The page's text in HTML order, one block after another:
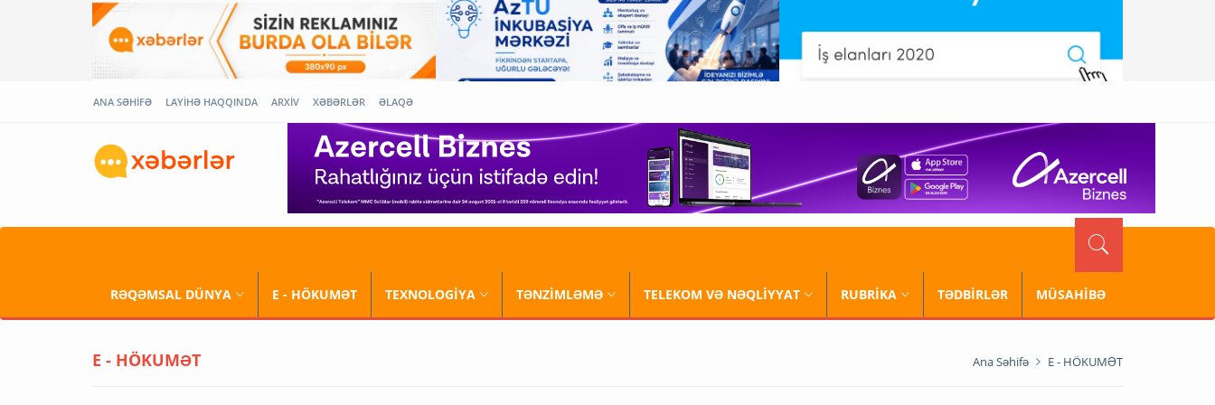
ANA SƏHİFƏ LAYİHƏ HAQQINDA ARXİV XƏBƏRLƏR ƏLAQƏ
RƏQƏMSAL DÜNYA E - HÖKUMƏT TEXNOLOGİYA TƏNZİMLƏMƏ TELEKOM VƏ NƏQLİYYAT RUBRİKA TƏDBİRLƏR MÜSAHİBƏ
E - HÖKUMƏT Ana Səhifə E - HÖKUMƏT